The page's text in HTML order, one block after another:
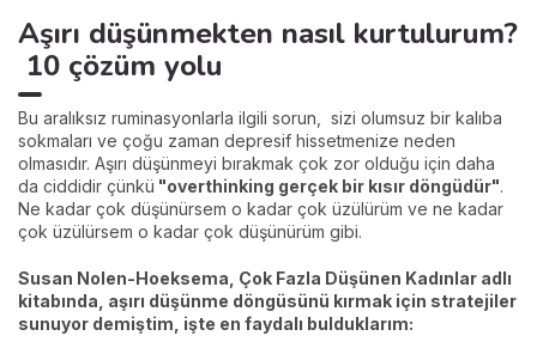
Aşırı düşünmekten nasıl kurtulurum?
10 çözüm yolu
Bu aralıksız ruminasyonlarla ilgili sorun, sizi olumsuz bir kalıba
sokmaları ve çoğu zaman depresif hissetmenize neden
olmasıdır. Aşırı düşünmeyi bırakmak çok zor olduğu için daha
da ciddidir çünkü "overthinking gerçek bir kısır döngüdür".
Ne kadar çok düşünürsem o kadar çok üzülürüm ve ne kadar
çok üzülürsem o kadar çok düşünürüm gibi.
Susan Nolen-Hoeksema, Çok Fazla Düşünen Kadınlar adlı
kitabında, aşırı düşünme döngüsünü kırmak için stratejiler
sunuyor demiştim, işte en faydalı bulduklarım: